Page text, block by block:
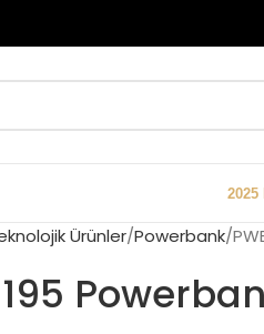
2025
Ürünler Powerbank